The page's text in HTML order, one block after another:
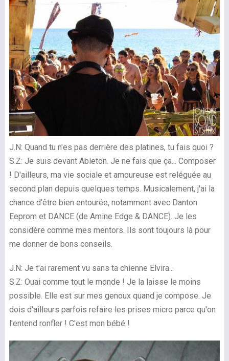
J.N: Quand tu n'es pas derrière des platines, tu fais quoi ?
S.Z: Je suis devant Ableton. Je ne fais que ça... Composer
! D'ailleurs, ma vie sociale et amoureuse est reléguée au
second plan depuis quelques temps. Musicalement, j'ai la
chance d'être bien entourée, notamment avec Danton
Eeprom et DANCE (de Amine Edge & DANCE). Je les
considère comme mes mentors. Ils sont toujours là pour
me donner de bons conseils.
J.N: Je t'ai rarement vu sans ta chienne Elvira...
S.Z: Ouai comme tout le monde ! Je la laisse le moins
possible. Elle est sur mes genoux quand je compose. Je
dois d'ailleurs parfois refaire les prises micro parce qu'on
l'entend ronfler ! C'est mon bébé !